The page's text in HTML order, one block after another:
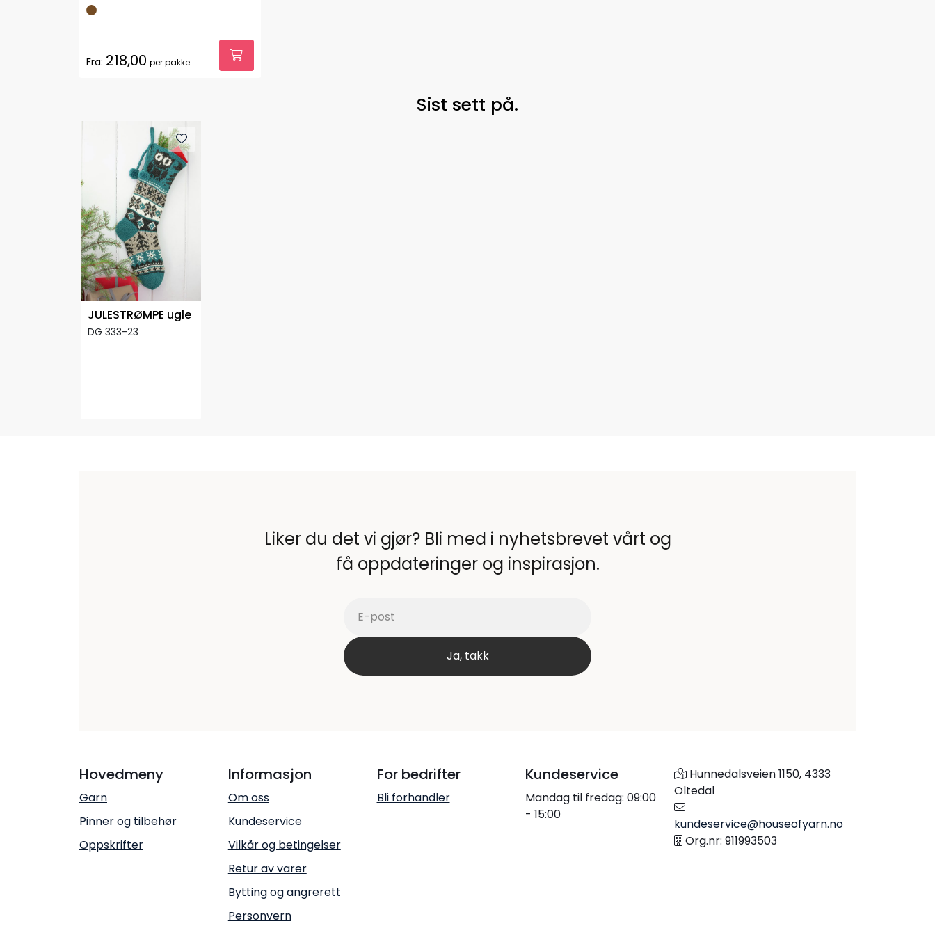
Fra: 218,00 per pakke
Sist sett på.
JULESTRØMPE ugle
DG 333-23
Liker du det vi gjør? Bli med i nyhetsbrevet vårt og
få oppdateringer og inspirasjon.
Hovedmeny
Garn
Pinner og tilbehør
Oppskrifter
Informasjon
Om oss
Kundeservice
Vilkår og betingelser
Retur av varer
Bytting og angrerett
Personvern
For bedrifter
Bli forhandler
Kundeservice
Mandag til fredag: 09:00
- 15:00
Hunnedalsveien 1150, 4333
Oltedal
kundeservice@houseofyarn.no
Org.nr: 911993503